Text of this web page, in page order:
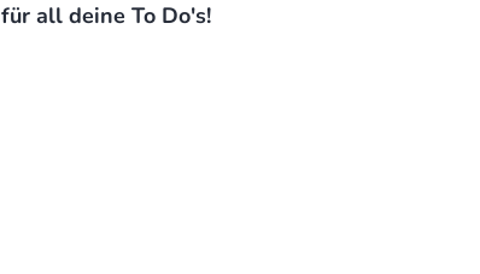
für all deine To Do's!